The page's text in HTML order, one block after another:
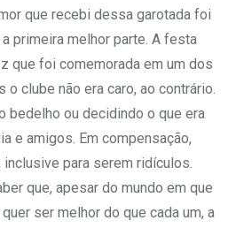
que recebi dessa garotada foi
primeira melhor parte. A festa
que foi comemorada em um dos
clube não era caro, ao contrário.
bedelho ou decidindo o que era
e amigos. Em compensação,
para serem ridículos.
que, apesar do mundo em que
ser melhor do que cada um, a